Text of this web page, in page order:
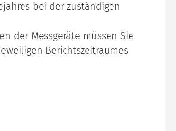
bei der zuständigen
der Messgeräte müssen Sie
Berichtszeitraumes